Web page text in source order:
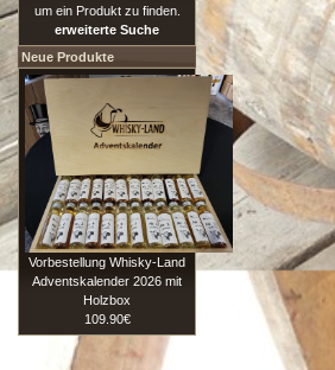
um ein Produkt zu finden.
erweiterte Suche
Neue Produkte
Vorbestellung Whisky-Land
Adventskalender 2026 mit
Holzbox
109.90€